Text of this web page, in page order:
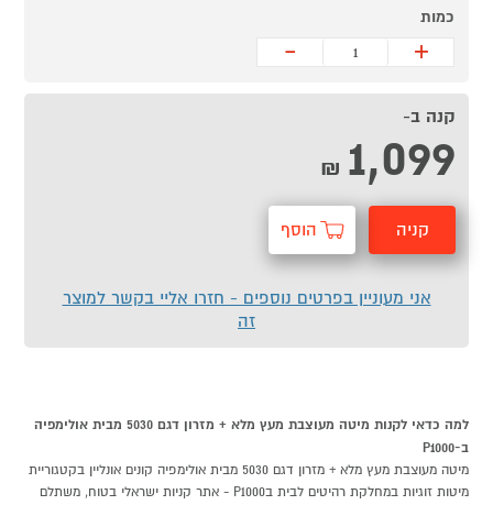
כמות
+
-
קנה ב-
1,099
₪
קניה הוסף
אני מעוניין בפרטים נוספים - חזרו אליי בקשר למוצר
זה
למה כדאי לקנות מיטה מעוצבת מעץ מלא + מזרון דגם 5030 מבית אולימפיה
ב-P1000
מיטה מעוצבת מעץ מלא + מזרון דגם 5030 מבית אולימפיה קונים אונליין בקטגוריית
מיטות זוגיות במחלקת רהיטים לבית בP1000 - אתר קניות ישראלי בטוח, משתלם